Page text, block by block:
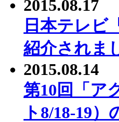
2015.08.17
日本テレビ
紹介されま
2015.08.14
第10回「ア
ト8/18-19